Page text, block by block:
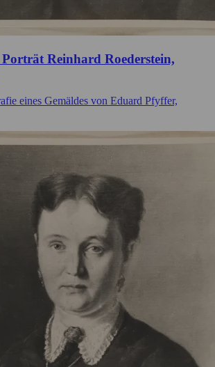
Reinhard Roederstein,
eines Gemäldes von Eduard Pfyffer,